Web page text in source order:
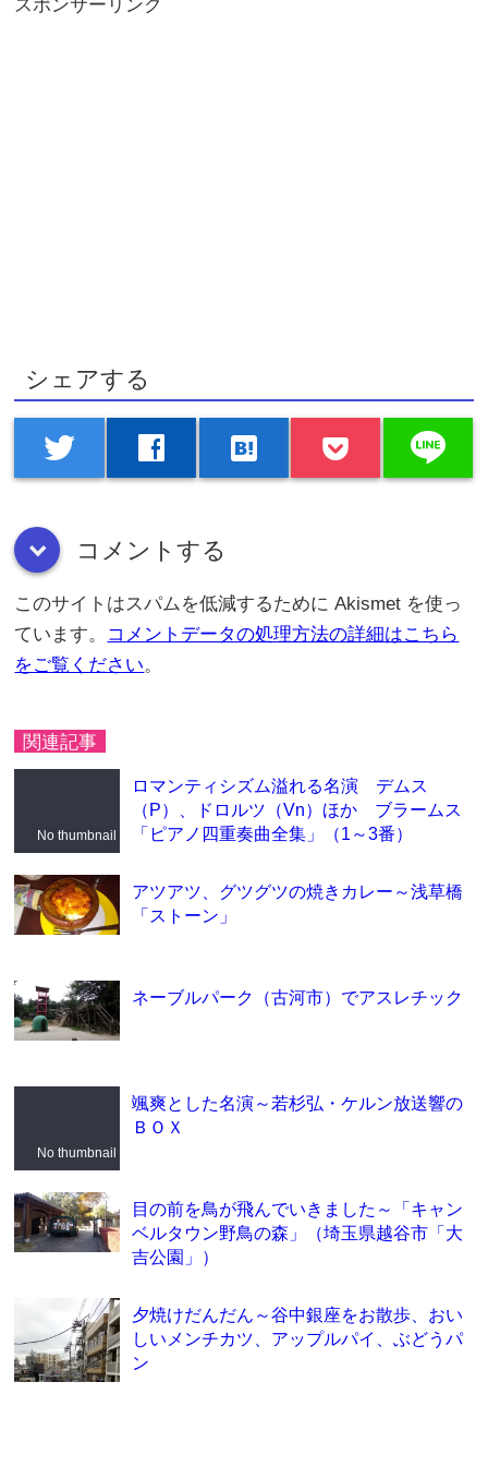
スポンサーリンク
シェアする
twitter facebook hatenabookmark line
down コメントする
このサイトはスパムを低減するために Akismet を使っ
ています。 コメントデータの処理方法の詳細はこちら
をご覧ください。
関連記事
No thumbnail
ロマンティシズム溢れる名演 デムス
（P）、ドロルツ（Vn）ほか ブラームス
「ピアノ四重奏曲全集」（1～3番）
アツアツ、グツグツの焼きカレー～浅草橋
「ストーン」
ネーブルパーク（古河市）でアスレチック
No thumbnail
颯爽とした名演～若杉弘・ケルン放送響の
ＢＯＸ
目の前を鳥が飛んでいきました～「キャン
ベルタウン野鳥の森」（埼玉県越谷市「大
吉公園」）
夕焼けだんだん～谷中銀座をお散歩、おい
しいメンチカツ、アップルパイ、ぶどうパ
ン